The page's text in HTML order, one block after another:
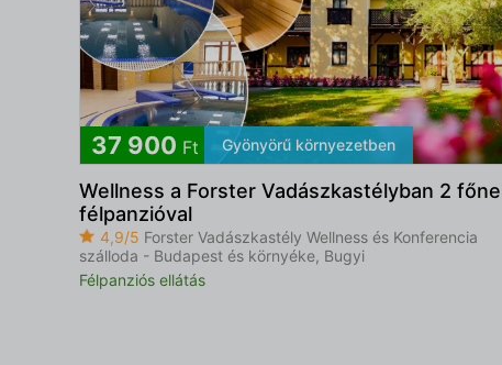
37 900 Ft Gyönyörű környezetben
Wellness a Forster Vadászkastélyban 2
félpanzióval
4,9/5 Forster Vadászkastély Wellness és Konferencia
szálloda - Budapest és környéke, Bugyi
Félpanziós ellátás